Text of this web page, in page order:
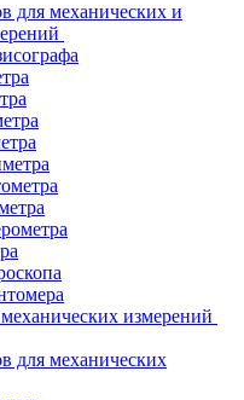
для механических и
измерений
для механических